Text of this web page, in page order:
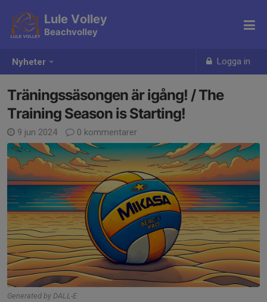
Nyheter Logga in
Lule Volley
Beachvolley
Träningssäsongen är igång! / The
Training Season is Starting!
9 jun 2024 0 kommentarer
Generated by DALL-E